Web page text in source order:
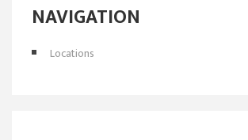
NAVIGATION
Locations